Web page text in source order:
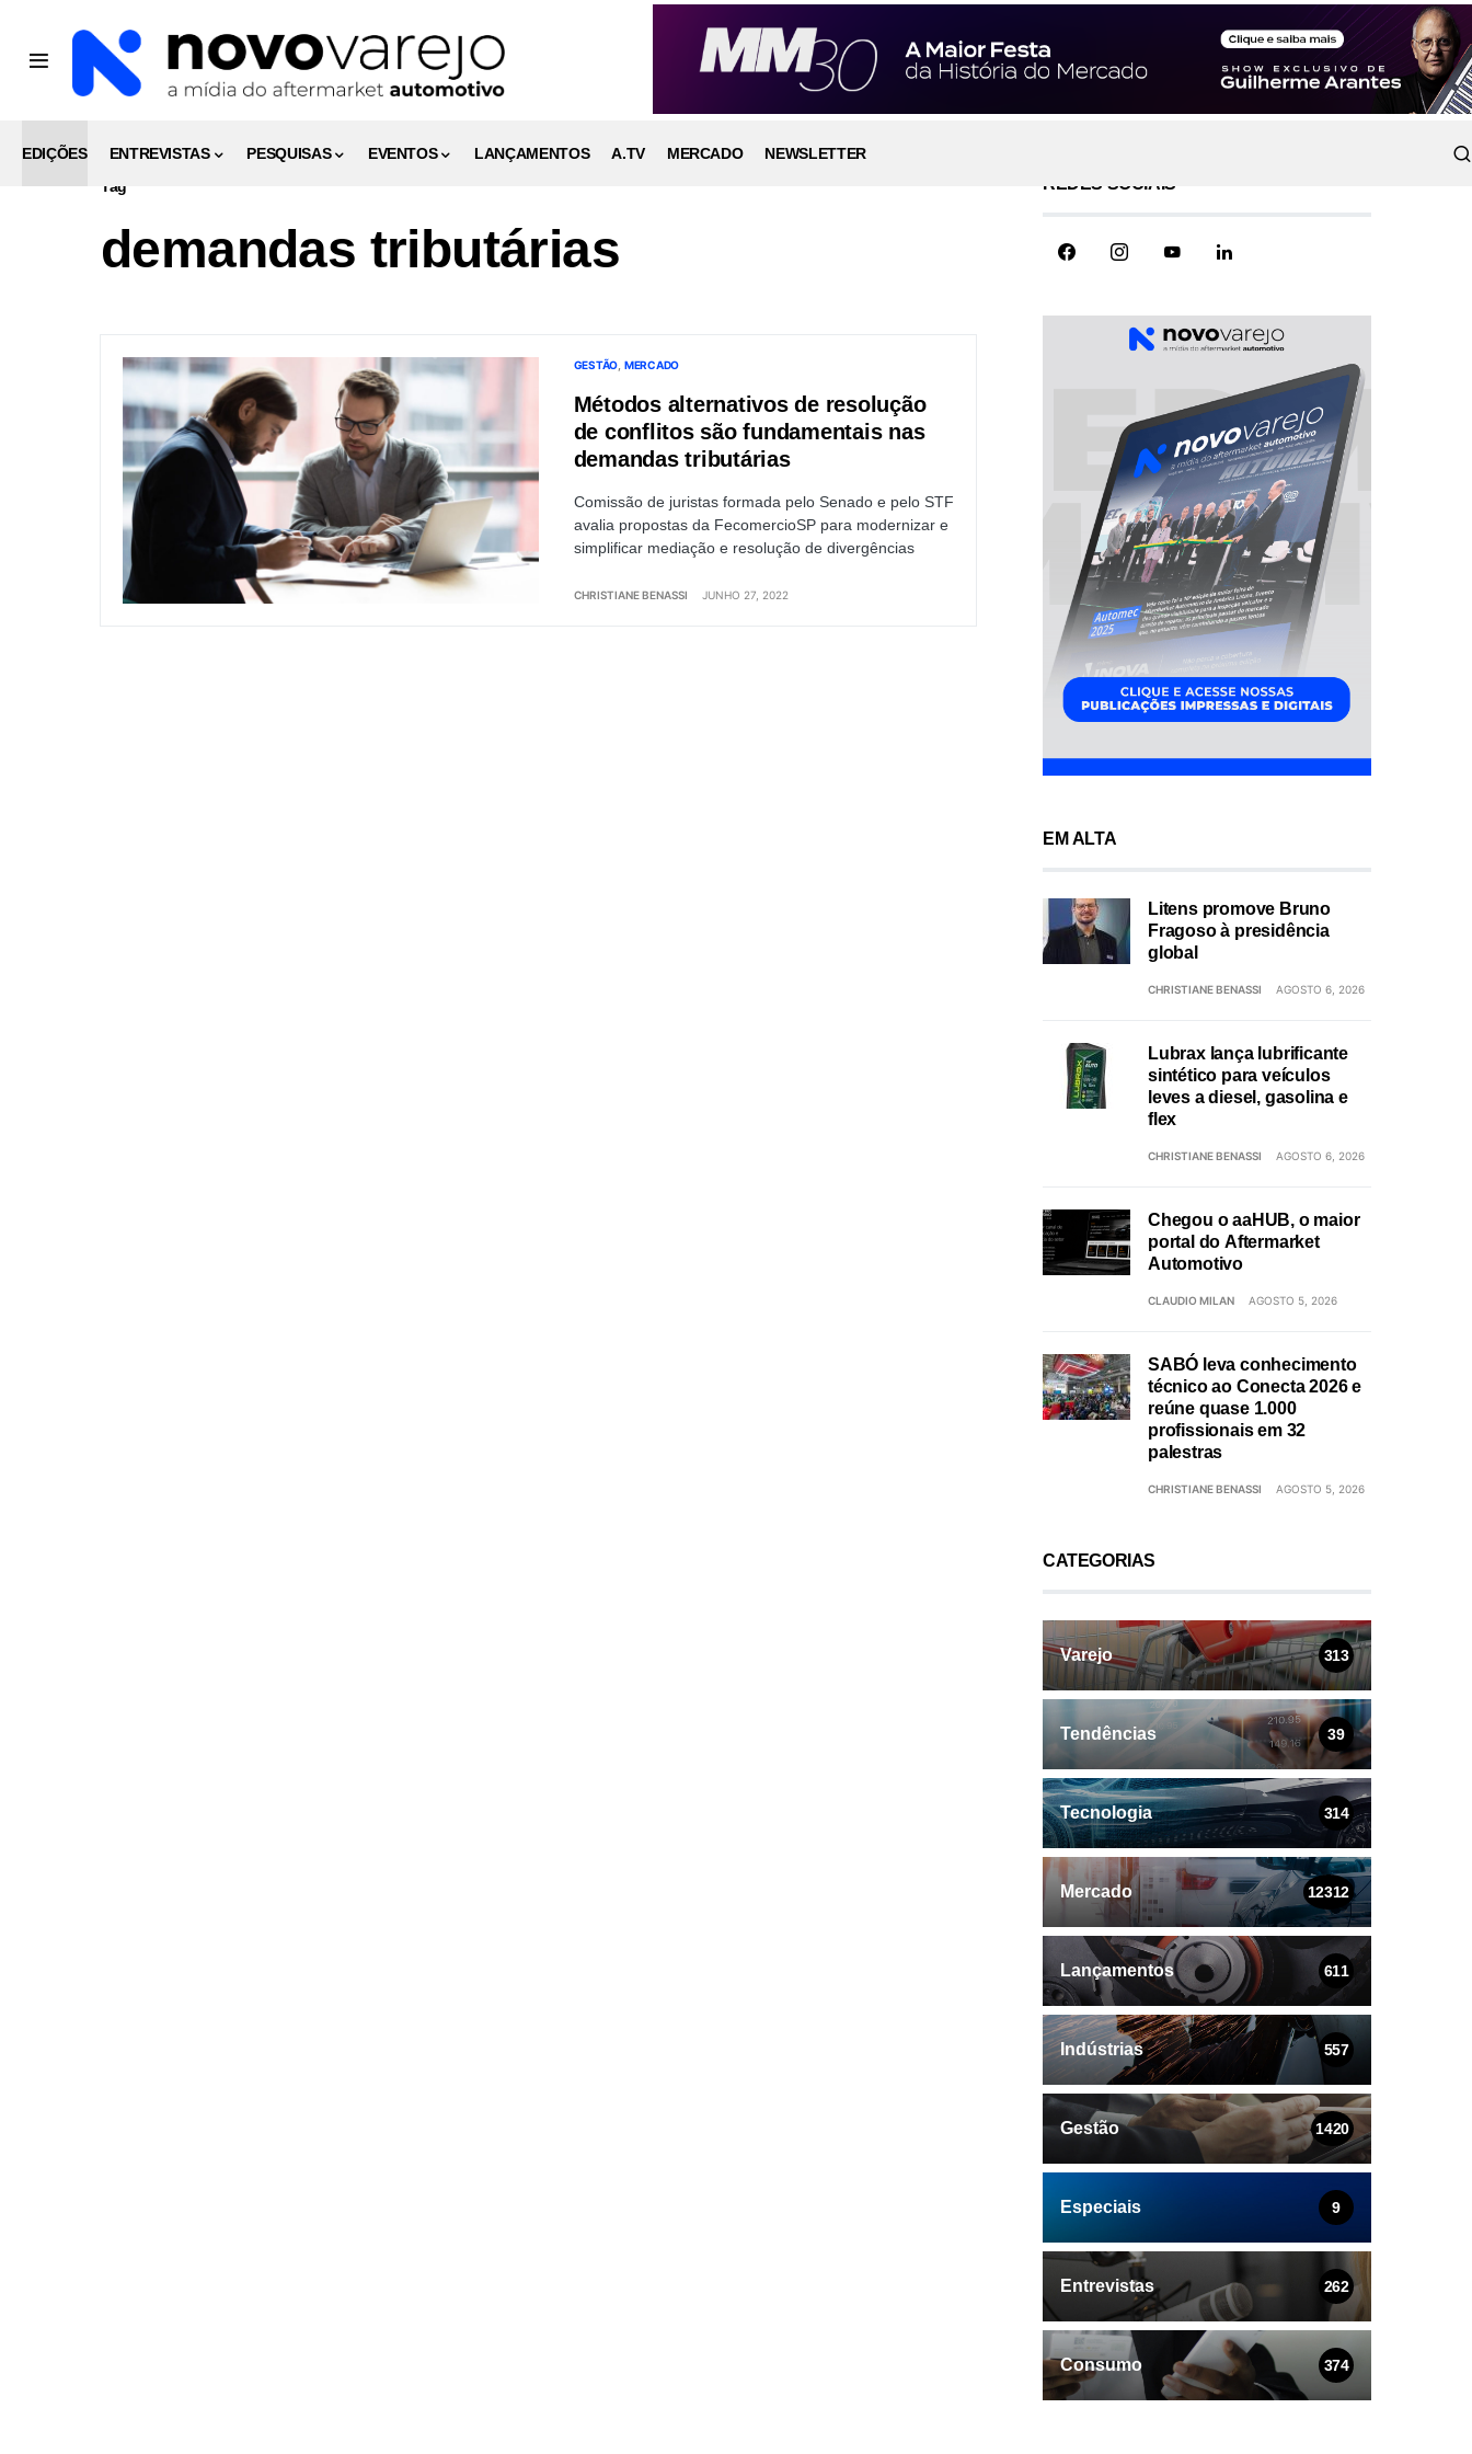
EDIÇÕES ENTREVISTAS PESQUISAS EVENTOS LANÇAMENTOS A.TV MERCADO
NEWSLETTER
Tag
demandas tributárias
GESTÃO MERCADO
Métodos alternativos de resolução
de conflitos são fundamentais nas
demandas tributárias
Comissão de juristas formada pelo Senado e pelo STF
avalia propostas da FecomercioSP para modernizar e
simplificar mediação e resolução de divergências
CHRISTIANE BENASSI JUNHO 27, 2022
REDES SOCIAIS
EM ALTA
Litens promove Bruno
Fragoso à presidência
global
CHRISTIANE BENASSI AGOSTO 6, 2026
Lubrax lança lubrificante
sintético para veículos
leves a diesel, gasolina e
flex
CHRISTIANE BENASSI AGOSTO 6, 2026
Chegou o aaHUB, o maior
portal do Aftermarket
Automotivo
CLAUDIO MILAN AGOSTO 5, 2026
SABÓ leva conhecimento
técnico ao Conecta 2026 e
reúne quase 1.000
profissionais em 32
palestras
CHRISTIANE BENASSI AGOSTO 5, 2026
CATEGORIAS
Varejo 313
Tendências 39
Tecnologia 314
Mercado 12312
Lançamentos 611
Indústrias 557
Gestão 1420
Especiais 9
Entrevistas 262
Consumo 374